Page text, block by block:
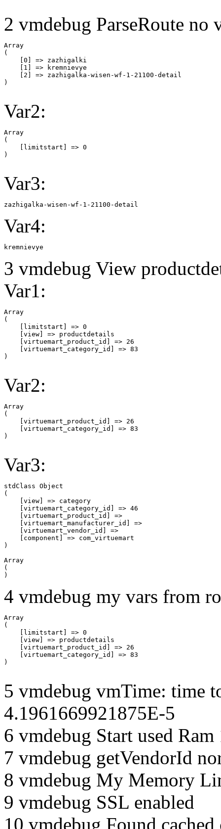
2 vmdebug ParseRoute no
Array
(
    [0] => zazhigalki
    [1] => kremnievye
    [2] => zazhigalka-wisen-wf-1-21100-detail
Var2:
Array
(
    [limitstart] => 0
Var3:
zazhigalka-wisen-wf-1-21100-detail
Var4:
kremnievye
3 vmdebug View
Var1:
Array
(
    [limitstart] => 0
    [view] => productdetails
    [virtuemart_product_id] => 26
    [virtuemart_category_id] => 83
Var2:
Array
(
    [virtuemart_product_id] => 26
    [virtuemart_category_id] => 83
Var3:
stdClass Object
(
    [view] => category
    [virtuemart_category_id] => 46
    [virtuemart_product_id] =>
    [virtuemart_manufacturer_id] =>
    [virtuemart_vendor_id] =>
    [component] => com_virtuemart
Array
(
4 vmdebug my vars from
Array
(
    [limitstart] => 0
    [view] => productdetails
    [virtuemart_product_id] => 26
    [virtuemart_category_id] => 83
5 vmdebug vmTime: time
4.1961669921875E-5
6 vmdebug Start used
7 vmdebug getVendorId
8 vmdebug My Memory
9 vmdebug SSL enabled
10 vmdebug Found cached